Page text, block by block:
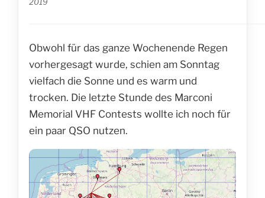
Obwohl für das ganze Wochenende Regen
vorhergesagt wurde, schien am Sonntag
vielfach die Sonne und es warm und
trocken. Die letzte Stunde des Marconi
Memorial VHF Contests wollte ich noch für
ein paar QSO nutzen.